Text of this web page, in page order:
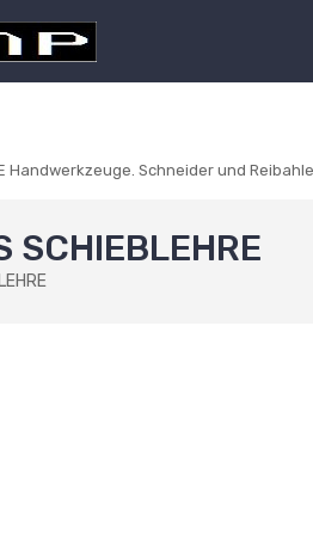
Handwerkzeuge. Schneider und
SCHIEBLEHRE